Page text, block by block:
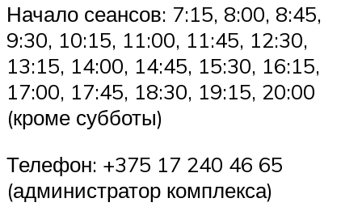
Начало сеансов: 7:15, 8:00, 8:45,
9:30, 10:15, 11:00, 11:45, 12:30,
13:15, 14:00, 14:45, 15:30, 16:15,
17:00, 17:45, 18:30, 19:15, 20:00
(кроме субботы)
Телефон: +375 17 240 46 65
(администратор комплекса)